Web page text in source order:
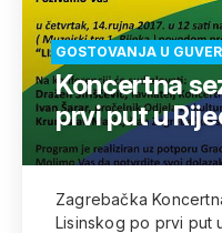
GOSTOVANJA U
Koncertna
prvi put u
Zagrebačka
Lisinskog po prvi put